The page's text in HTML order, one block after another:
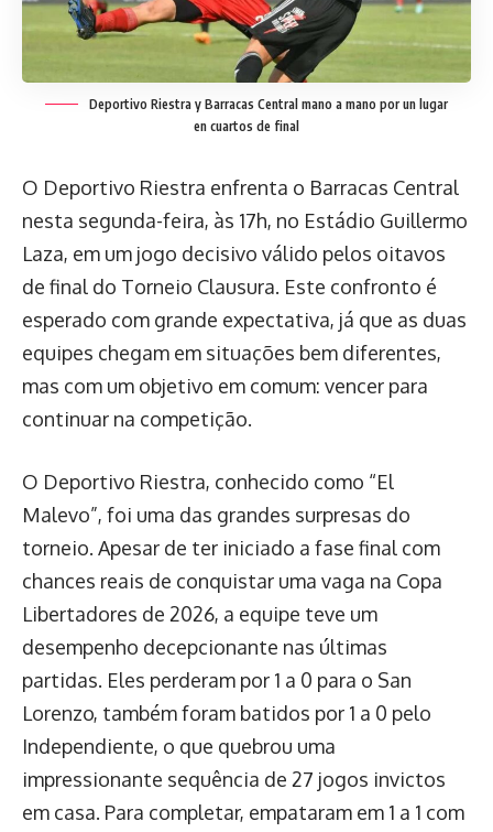
Deportivo Riestra y Barracas Central mano a mano por un lugar
en cuartos de final
O Deportivo Riestra enfrenta o Barracas Central
nesta segunda-feira, às 17h, no Estádio Guillermo
Laza, em um jogo decisivo válido pelos oitavos
de final do Torneio Clausura. Este confronto é
esperado com grande expectativa, já que as duas
equipes chegam em situações bem diferentes,
mas com um objetivo em comum: vencer para
continuar na competição.
O Deportivo Riestra, conhecido como “El
Malevo”, foi uma das grandes surpresas do
torneio. Apesar de ter iniciado a fase final com
chances reais de conquistar uma vaga na Copa
Libertadores de 2026, a equipe teve um
desempenho decepcionante nas últimas
partidas. Eles perderam por 1 a 0 para o San
Lorenzo, também foram batidos por 1 a 0 pelo
Independiente, o que quebrou uma
impressionante sequência de 27 jogos invictos
em casa. Para completar, empataram em 1 a 1 com